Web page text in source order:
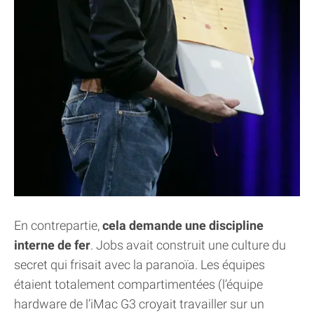
En contrepartie,cela demande une discipline
interne de fer. Jobs avait construit une culture du
secret qui frisait avec la paranoïa. Les équipes
étaient totalement compartimentées (l’équipe
hardware de l’iMac G3 croyait travailler sur un